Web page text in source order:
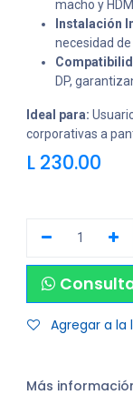
macho y
Instalación
necesidad
DP,
Ideal para:
corporativas a
L 230.00
Agregar a la
Más